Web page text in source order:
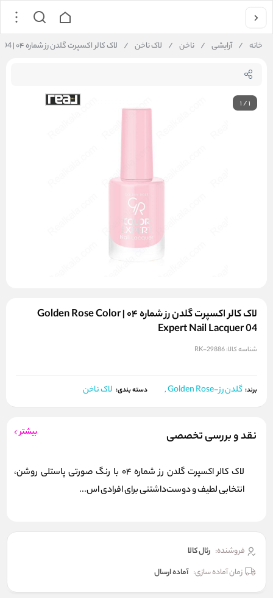
خانه / آرایشی / ناخن / لاک ناخن / لاک کالر اکسپرت گلدن رز شماره ۰۴ | Golden Rose Color Expert Nail Lacquer 04
1/1
لاک کالر اکسپرت گلدن رز شماره ۰۴ | Golden Rose Color
Expert Nail Lacquer 04
شناسه کالا:RK-29886
برند: گلدن رز-Golden Rose , دسته بندی: لاک ناخن
نقد و بررسی تخصصی بیشتر
لاک کالر اکسپرت گلدن رز شماره 04 با رنگ صورتی پاستلی روشن،
انتخابی لطیف و دوست‌داشتنی برای افرادی اس...
فروشنده: رئال كالا
زمان آماده سازی: آماده ارسال